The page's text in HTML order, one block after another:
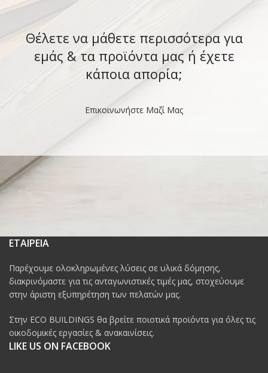
Θέλετε να μάθετε περισσότερα για
εμάς & τα προϊόντα μας ή έχετε
κάποια απορία;
Επικοινωνήστε Μαζί Μας
ΕΤΑΙΡΕΙΑ
Παρέχουμε ολοκληρωμένες λύσεις σε υλικά δόμησης,
διακρινόμαστε για τις ανταγωνιστικές τιμές μας, στοχεύουμε
στην άριστη εξυπηρέτηση των πελατών μας.
Στην ECO BUILDINGS θα βρείτε ποιοτικά προϊόντα για όλες τις
οικοδομικές εργασίες & ανακαινίσεις.
LIKE US ON FACEBOOK